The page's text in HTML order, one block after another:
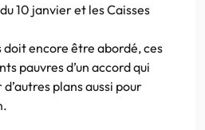
10 janvier et les Caisses
doit encore être abordé, ces
pauvres d’un accord qui
plans aussi pour